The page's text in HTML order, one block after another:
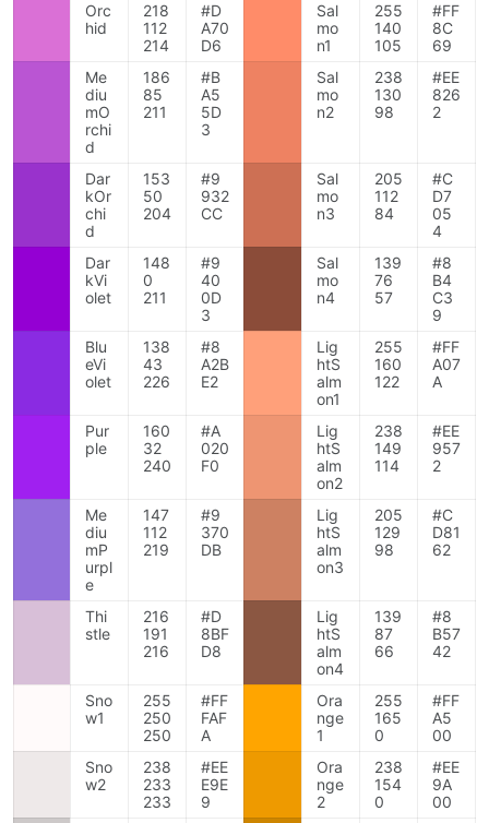
Orc
hid
218
112
214
#D
A70
D6
Sal
mo
n1
255
140
105
#FF
8C
69
Me
diu
mO
rchi
d
186
85
211
#B
A5
5D
3
Sal
mo
n2
238
130
98
#EE
826
2
Dar
kOr
chi
d
153
50
204
#9
932
CC
Sal
mo
n3
205
112
84
#C
D7
05
4
Dar
kVi
olet
148
0
211
#9
40
0D
3
Sal
mo
n4
139
76
57
#8
B4
C3
9
Blu
eVi
olet
138
43
226
#8
A2B
E2
Lig
htS
alm
on1
255
160
122
#FF
A07
A
Pur
ple
160
32
240
#A
020
F0
Lig
htS
alm
on2
238
149
114
#EE
957
2
Me
diu
mP
urpl
e
147
112
219
#9
370
DB
Lig
htS
alm
on3
205
129
98
#C
D81
62
Thi
stle
216
191
216
#D
8BF
D8
Lig
htS
alm
on4
139
87
66
#8
B57
42
Sno
w1
255
250
250
#FF
FAF
A
Ora
nge
1
255
165
0
#FF
A5
00
Sno
w2
238
233
233
#EE
E9E
9
Ora
nge
2
238
154
0
#EE
9A
00